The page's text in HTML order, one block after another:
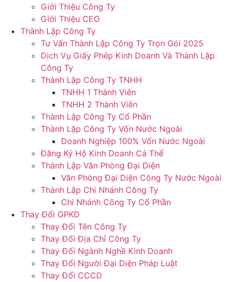
Giới Thiệu Công Ty
Giới Thiệu CEO
Thành Lập Công Ty
Tư Vấn Thành Lập Công Ty Trọn Gói 2025
Dịch Vụ Giấy Phép Kinh Doanh Và Thành Lập
Công Ty
Thành Lập Công Ty TNHH
TNHH 1 Thành Viên
TNHH 2 Thành Viên
Thành Lập Công Ty Cổ Phần
Thành Lập Công Ty Vốn Nước Ngoài
Doanh Nghiệp 100% Vốn Nước Ngoài
Đăng Ký Hộ Kinh Doanh Cá Thể
Thành Lập Văn Phòng Đại Diện
Văn Phòng Đại Diện Công Ty Nước Ngoài
Thành Lập Chi Nhánh Công Ty
Chi Nhánh Công Ty Cổ Phần
Thay Đổi GPKD
Thay Đổi Tên Công Ty
Thay Đổi Địa Chỉ Công Ty
Thay Đổi Ngành Nghề Kinh Doanh
Thay Đổi Người Đại Diện Pháp Luật
Thay Đổi CCCD